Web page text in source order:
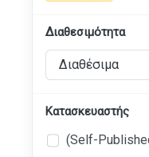
Διαθεσιμότητα
Κατασκευαστής
(Self-